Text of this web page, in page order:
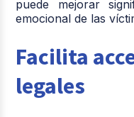
puede mejorar
emocional de las
Facilita
legales